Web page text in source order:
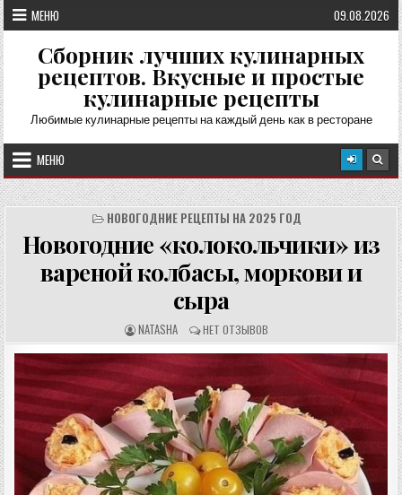
Перейти
к
содержимому
МЕНЮ 09.08.2026
Сборник лучших кулинарных
рецептов. Вкусные и простые
кулинарные рецепты
Любимые кулинарные рецепты на каждый день как в ресторане
МЕНЮ
НОВОГОДНИЕ РЕЦЕПТЫ НА 2025 ГОД
Новогодние «колокольчики» из
вареной колбасы, моркови и
сыра
А
В
Т
Р
Р
Е
Ц
Е
П
Т
А
:
NATASHA О
Т
З
В
Ы
:
НЕТ ОТЗЫВОВ